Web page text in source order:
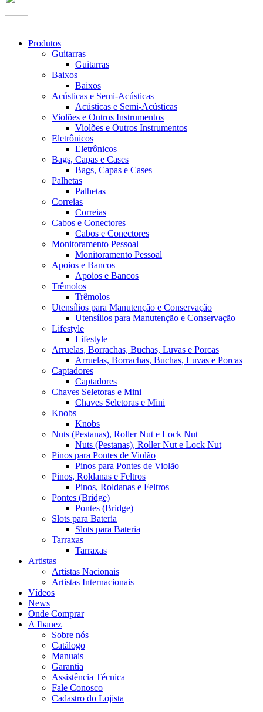
Produtos
Guitarras
Guitarras
Baixos
Baixos
Acústicas e Semi-Acústicas
Acústicas e Semi-Acústicas
Violões e Outros Instrumentos
Violões e Outros Instrumentos
Eletrônicos
Eletrônicos
Bags, Capas e Cases
Bags, Capas e Cases
Palhetas
Palhetas
Correias
Correias
Cabos e Conectores
Cabos e Conectores
Monitoramento Pessoal
Monitoramento Pessoal
Apoios e Bancos
Apoios e Bancos
Trêmolos
Trêmolos
Utensílios para Manutenção e Conservação
Utensílios para Manutenção e Conservação
Lifestyle
Lifestyle
Arruelas, Borrachas, Buchas, Luvas e Porcas
Arruelas, Borrachas, Buchas, Luvas e Porcas
Captadores
Captadores
Chaves Seletoras e Mini
Chaves Seletoras e Mini
Knobs
Knobs
Nuts (Pestanas), Roller Nut e Lock Nut
Nuts (Pestanas), Roller Nut e Lock Nut
Pinos para Pontes de Violão
Pinos para Pontes de Violão
Pinos, Roldanas e Feltros
Pinos, Roldanas e Feltros
Pontes (Bridge)
Pontes (Bridge)
Slots para Bateria
Slots para Bateria
Tarraxas
Tarraxas
Artistas
Artistas Nacionais
Artistas Internacionais
Vídeos
News
Onde Comprar
A Ibanez
Sobre nós
Catálogo
Manuais
Garantia
Assistência Técnica
Fale Conosco
Cadastro do Lojista